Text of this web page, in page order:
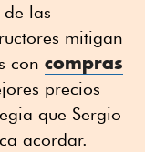
las
mitigan
con compras
precios
que Sergio
acordar.